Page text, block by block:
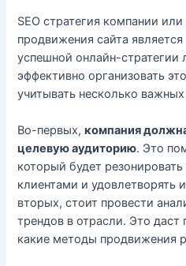
SEO стратегия компании
продвижения сайта
успешной онлайн-
эффективно организовать
учитывать несколько
Во-первых,компания
целевую аудиторию. Это
который будет
клиентами и удовлетворять
вторых, стоит провести
трендов в отрасли. Это даст
какие методы продвижения